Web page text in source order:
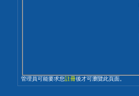
管理員可能要求您註冊後才可瀏覽此頁面。